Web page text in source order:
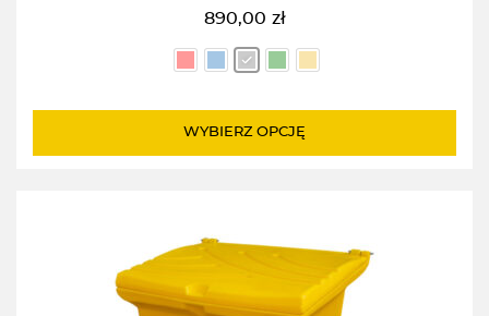
890,00 zł
WYBIERZ OPCJĘ